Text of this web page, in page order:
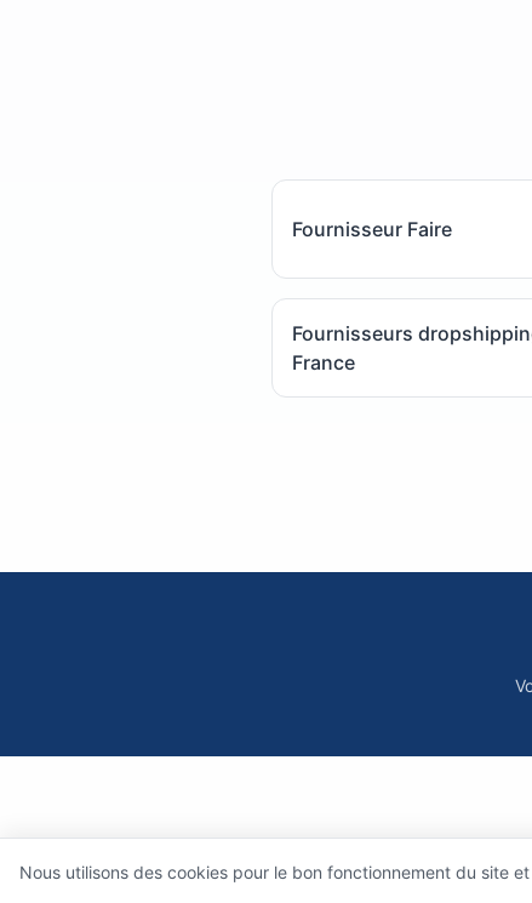
Nous utilisons des cookies pour le bon fonctionnement du site
Fournisseur Faire
Fournisseurs
France